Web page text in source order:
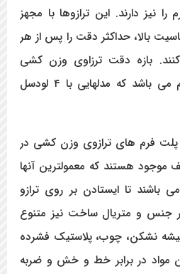
تا ۲۵۰ کیلوگرم را نیز دارند. این ترازوها با مجهز
بالا، حداکثر دقت را پس از هر
بازه دقت ترزاوی وزن کشی
معمولا بین ۲۵ تا 100 گرم می باشد که مدلهایی با ۴ لودسل
پلت فرم های ترازوی وزن کشی در
هستند که معمولترین آنها
تا ایستادن بر روی ترازو
جنس و متریال ساخت نیز متنوع
نشکن، چوب، پلاستیک فشرده
مواد در برابر خط و خش و ضربه